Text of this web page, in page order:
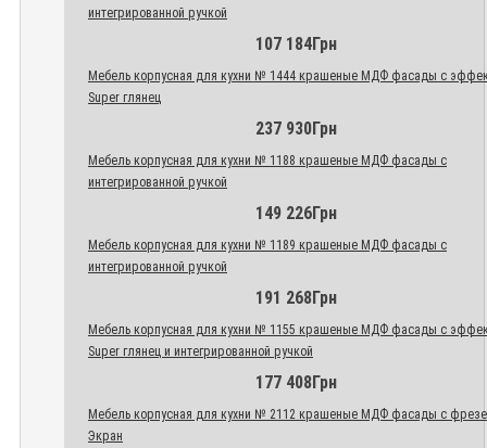
интегрированной ручкой
107 184Грн
Мебель корпусная для кухни № 1444 крашеные МДФ фасады с
Super глянец
237 930Грн
Мебель корпусная для кухни № 1188 крашеные МДФ фасады с
интегрированной ручкой
149 226Грн
Мебель корпусная для кухни № 1189 крашеные МДФ фасады с
интегрированной ручкой
191 268Грн
Мебель корпусная для кухни № 1155 крашеные МДФ фасады с
Super глянец и интегрированной ручкой
177 408Грн
Мебель корпусная для кухни № 2112 крашеные МДФ фасады с
Экран